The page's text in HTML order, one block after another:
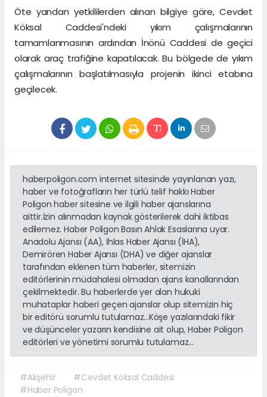
Öte yandan yetkililerden alınan bilgiye göre, Cevdet
Köksal Caddesi'ndeki yıkım çalışmalarının
tamamlanmasının ardından İnönü Caddesi de geçici
olarak araç trafiğine kapatılacak. Bu bölgede de yıkım
çalışmalarının başlatılmasıyla projenin ikinci etabına
geçilecek.
haberpoligon.com internet sitesinde yayınlanan yazı,
haber ve fotoğrafların her türlü telif hakkı Haber
Poligon haber sitesine ve ilgili haber ajanslarına
aittir.İzin alınmadan kaynak gösterilerek dahi iktibas
edilemez. Haber Poligon Basın Ahlak Esaslarına uyar.
Anadolu Ajansı (AA), İhlas Haber Ajansı (İHA),
Demirören Haber Ajansı (DHA) ve diğer ajanslar
tarafından eklenen tüm haberler, sitemizin
editörlerinin müdahalesi olmadan ajans kanallarından
çekilmektedir. Bu haberlerde yer alan hukuki
muhataplar haberi geçen ajanslar olup sitemizin hiç
bir editörü sorumlu tutulamaz...Köşe yazılarındaki fikir
ve düşünceler yazarın kendisine ait olup, Haber Poligon
editörleri ve yönetimi sorumlu tutulamaz...
#Akşehir
#Cevdet Köksal Caddesi
#Haber Poligon